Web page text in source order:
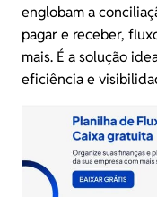
englobam a
pagar e receber,
mais. É a solução
eficiência e